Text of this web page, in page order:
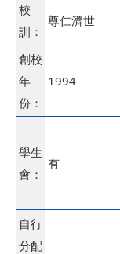
校
訓：
尊仁濟世
創校
年
份：
1994
學生
會：
有
自行
分配